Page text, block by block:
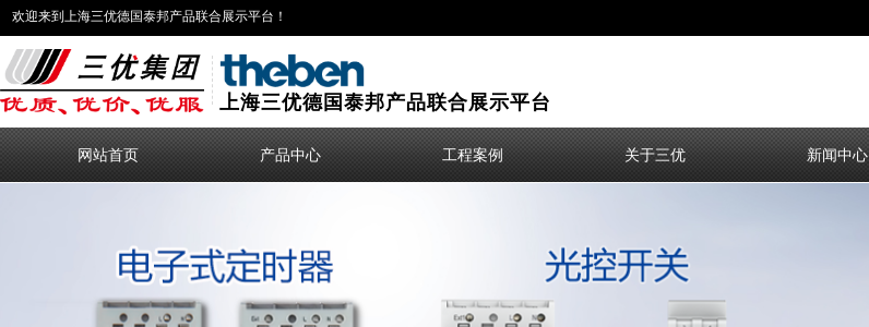
欢迎来到上海三优德国泰邦产品联合展示平台！
上海三优德国泰邦产品联合展示平台
网站首页 产品中心 工程案例 关于三优 新闻中心